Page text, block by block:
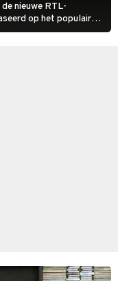
nieuwe RTL-
op het populaire